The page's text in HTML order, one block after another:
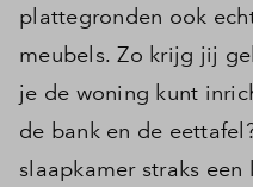
plattegronden ook
meubels. Zo krijg jij
je de woning kunt
de bank en de
slaapkamer straks